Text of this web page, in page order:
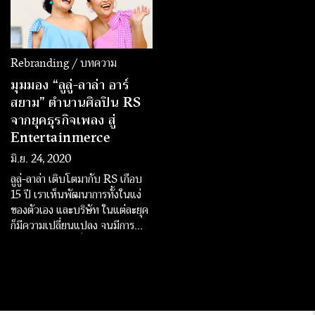
Rebranding / บทความ
มุมมอง “ลูลู่-ลาล่า อาร์
สยาม” ตำนานศิลปิน RS
จากยุคธุรกิจเพลง สู่
Entertainmerce
มิ.ย. 24, 2020
ลูลู่-ลาล่า เติบโตมากับ RS เกือบ
15 ปี เราเห็นพัฒนาการทั้งในแง่
ของตัวเอง และบริษัท ในแต่ละยุค
ก็มีความเปลี่ยนแปลง จนมีการ